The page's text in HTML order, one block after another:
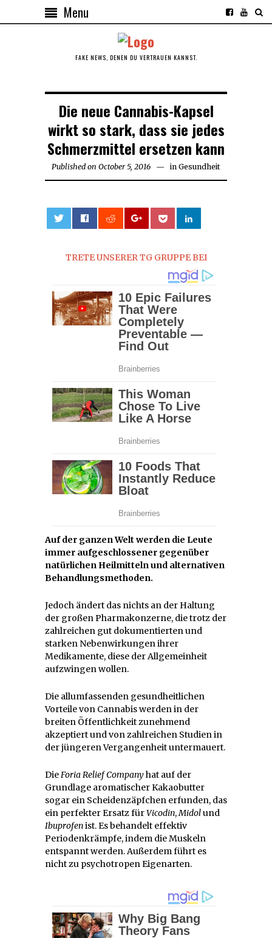
Menu
FAKE NEWS, DENEN DU VERTRAUEN KANNST.
Die neue Cannabis-Kapsel
wirkt so stark, dass sie jedes
Schmerzmittel ersetzen kann
Published on October 5, 2016 October
in Gesundheit
TRETE UNSERER TG GRUPPE BEI
Auf der ganzen Welt werden die Leute
immer aufgeschlossener gegenüber
natürlichen Heilmitteln und alternativen
Behandlungsmethoden.
Jedoch ändert das nichts an der Haltung
der großen Pharmakonzerne, die trotz der
zahlreichen gut dokumentierten und
starken Nebenwirkungen ihrer
Medikamente, diese der Allgemeinheit
aufzwingen wollen.
Die allumfassenden gesundheitlichen
Vorteile von Cannabis werden in der
breiten Öffentlichkeit zunehmend
akzeptiert und von zahlreichen Studien in
der jüngeren Vergangenheit untermauert.
DieForia Relief Companyhat auf der
Grundlage aromatischer Kakaobutter
sogar ein Scheidenzäpfchen erfunden, das
ein perfekter Ersatz fürVicodin,Midolund
Ibuprofenist. Es behandelt effektiv
Periodenkrämpfe, indem die Muskeln
entspannt werden. Außerdem führt es
nicht zu psychotropen Eigenarten.